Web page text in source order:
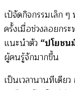
เป้จัดกิจกรรมเล็ก
ครั้งเมื่อช่วงลอยกร
แนะนำตัว “ปโยชน
ผู้คนรู้จักมากขึ้น
เป็นเวลานานทีเดีย